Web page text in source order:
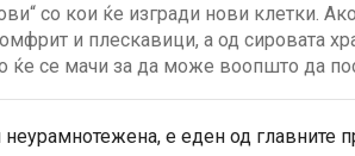
со кои ќе изгради нови клетки.
и плескавици, а од сировата
ќе се мачи за да може воопшто да
неурамнотежена, е еден од главните